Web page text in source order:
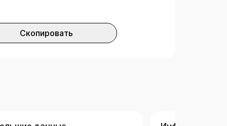
Скопировать